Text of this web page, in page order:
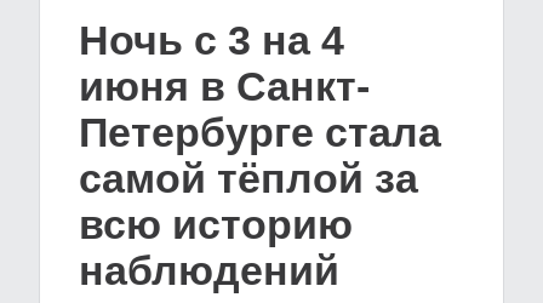
Ночь с 3 на 4
июня в Санкт-
Петербурге стала
самой тёплой за
всю историю
наблюдений